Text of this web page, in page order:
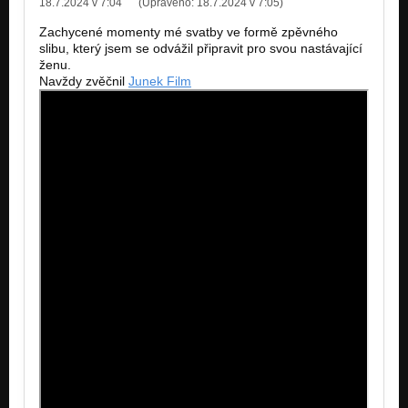
LULLABY feat. Marseyi
Nezařazeno
Zachycené momenty mé svatby ve formě zpěvného
slibu, který jsem se odvážil připravit pro svou nastávající
ženu.
Navždy zvěčnil Junek Film